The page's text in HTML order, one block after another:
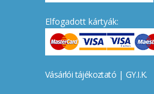
Elfogadott kártyák:
Vásárlói tájékoztató | GY.I.K.